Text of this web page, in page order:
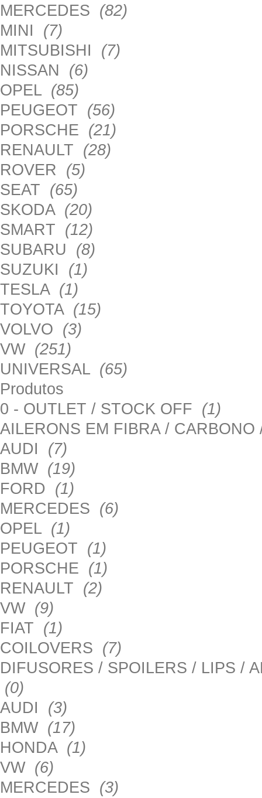
MERCEDES (82)
MINI (7)
MITSUBISHI (7)
NISSAN (6)
OPEL (85)
PEUGEOT (56)
PORSCHE (21)
RENAULT (28)
ROVER (5)
SEAT (65)
SKODA (20)
SMART (12)
SUBARU (8)
SUZUKI (1)
TESLA (1)
TOYOTA (15)
VOLVO (3)
VW (251)
UNIVERSAL (65)
Produtos
0 - OUTLET / STOCK OFF (1)
AILERONS EM FIBRA /
AUDI (7)
BMW (19)
FORD (1)
MERCEDES (6)
OPEL (1)
PEUGEOT (1)
PORSCHE (1)
RENAULT (2)
VW (9)
FIAT (1)
COILOVERS (7)
DIFUSORES / SPOILERS / LIPS /
(0)
AUDI (3)
BMW (17)
HONDA (1)
VW (6)
MERCEDES (3)